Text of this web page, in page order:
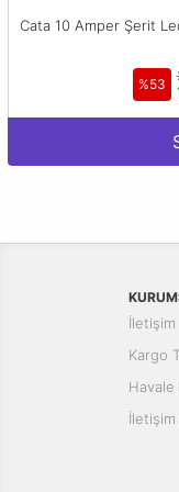
Cata 10 Amper Şerit
%53
İletişim
Kargo
Havale
İletişim